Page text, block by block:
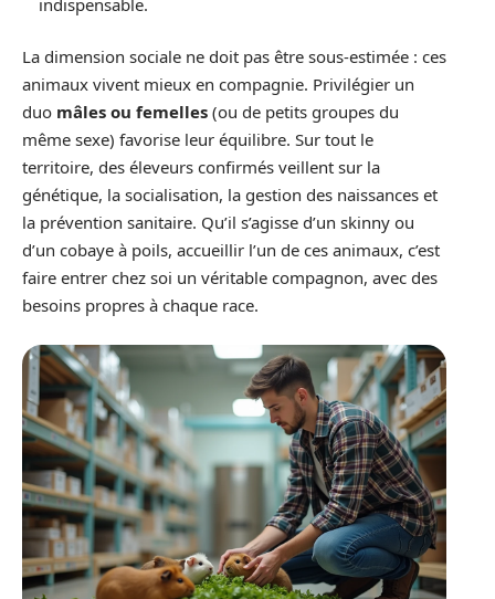
La dimension sociale ne doit pas être sous-estimée : ces
animaux vivent mieux en compagnie. Privilégier un
duo mâles ou femelles (ou de petits groupes du
même sexe) favorise leur équilibre. Sur tout le
territoire, des éleveurs confirmés veillent sur la
génétique, la socialisation, la gestion des naissances et
la prévention sanitaire. Qu’il s’agisse d’un skinny ou
d’un cobaye à poils, accueillir l’un de ces animaux, c’est
faire entrer chez soi un véritable compagnon, avec des
besoins propres à chaque race.